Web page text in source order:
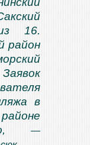
16.
район
в
—